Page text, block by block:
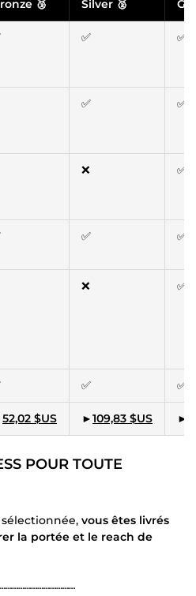
🥉 Silver 🥈
✅ ✅
✅ ✅
❌ ✅
✅ ✅
❌ ✅
✅ ✅
52,02 $US ►109,83 $US ►
POUR TOUTE
vous êtes livrés
la portée et le reach de